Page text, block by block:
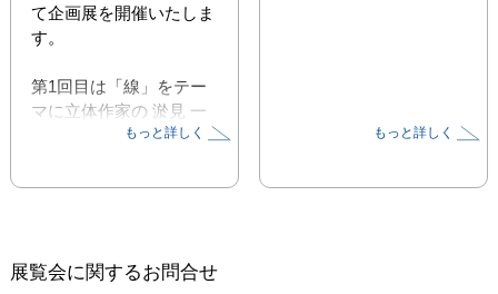
て企画展を開催いたしま
す。
第1回目は「線」をテー
マに立体作家の 淤見 一
秀、細井 篤と、線の平
木 直巳の4人の作家で
秀、細井 篤
もっと詳しく もっと詳しく
展覧会に関するお問合せ